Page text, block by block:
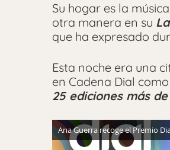
Su hogar es la
otra manera en su
que ha expresado
Esta noche era una
en Cadena Dial
25 ediciones más